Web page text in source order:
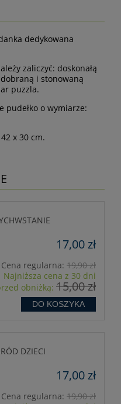
dedykowana
zaliczyć: doskonałą
i stonowaną
puzzla.
pudełko o wymiarze:
x 30 cm.
17,00 zł
Cena regularna: 19,90 zł
Najniższa cena z 30 dni
obniżką: 15,00 zł
DO KOSZYKA
DZIECI
17,00 zł
Cena regularna: 19,90 zł